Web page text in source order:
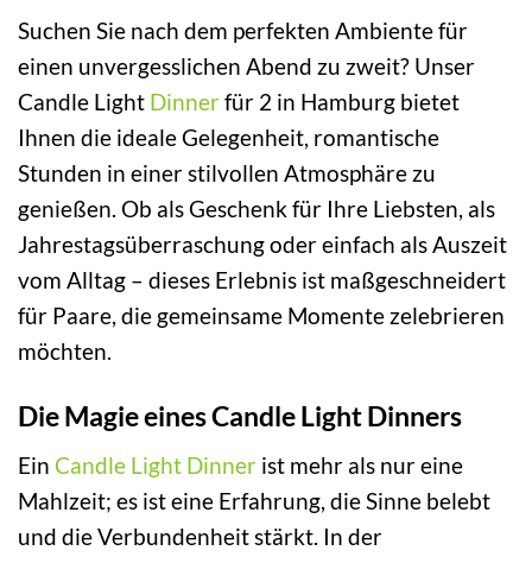
Suchen Sie nach dem perfekten Ambiente für
einen unvergesslichen Abend zu zweit? Unser
Candle Light Dinnerfür 2 in Hamburg bietet
Ihnen die ideale Gelegenheit, romantische
Stunden in einer stilvollen Atmosphäre zu
genießen. Ob als Geschenk für Ihre Liebsten, als
Jahrestagsüberraschung oder einfach als Auszeit
vom Alltag – dieses Erlebnis ist maßgeschneidert
für Paare, die gemeinsame Momente zelebrieren
möchten.
Die Magie eines Candle Light Dinners
Ein Candle Light Dinner ist mehr als nur eine
Mahlzeit; es ist eine Erfahrung, die Sinne belebt
und die Verbundenheit stärkt. In der